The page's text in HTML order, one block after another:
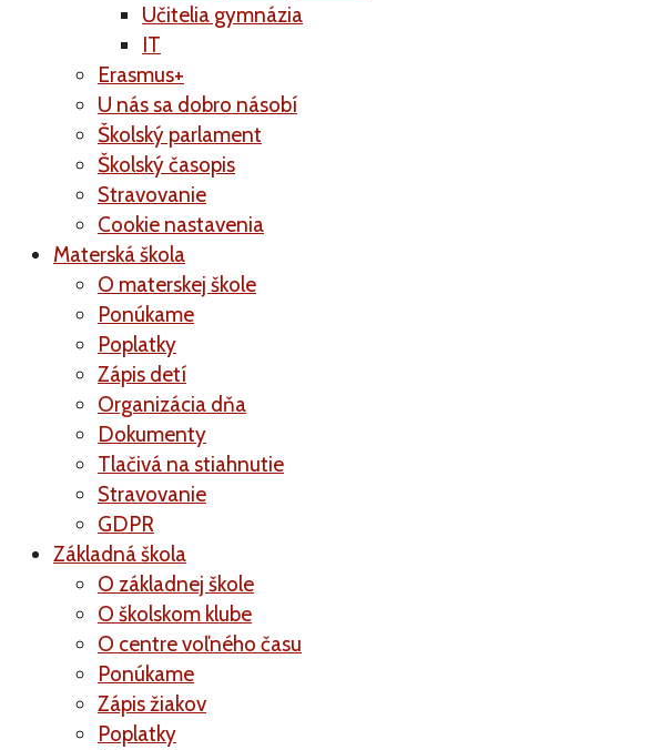
Učitelia gymnázia
IT
Erasmus+
U nás sa dobro násobí
Školský parlament
Školský časopis
Stravovanie
Cookie nastavenia
Materská škola
O materskej škole
Ponúkame
Poplatky
Zápis detí
Organizácia dňa
Dokumenty
Tlačivá na stiahnutie
Stravovanie
GDPR
Základná škola
O základnej škole
O školskom klube
O centre voľného času
Ponúkame
Zápis žiakov
Poplatky